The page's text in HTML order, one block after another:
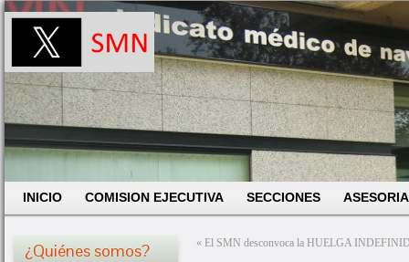
INICIO COMISION EJECUTIVA SECCIONES
¿Quiénes somos? « El SMN desconvoca la HUELGA